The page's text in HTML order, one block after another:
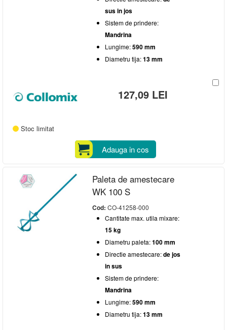
sus in jos
Sistem de prindere:
Mandrina
Lungime:590 mm
Diametru tija:13 mm
127,09 LEI
Stoc limitat
Adauga in cos
Paleta de amestecare
WK 100 S
Cod:CO-41258-000
Cantitate max. utila mixare:
15 kg
Diametru paleta:100 mm
Directie amestecare:de jos
in sus
Sistem de prindere:
Mandrina
Lungime:590 mm
Diametru tija:13 mm